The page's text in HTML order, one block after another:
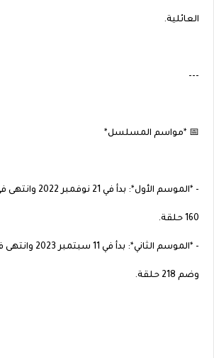
العائلية.
---
📅 *مواسم المسلسل*
160 حلقة.
وضم 218 حلقة.